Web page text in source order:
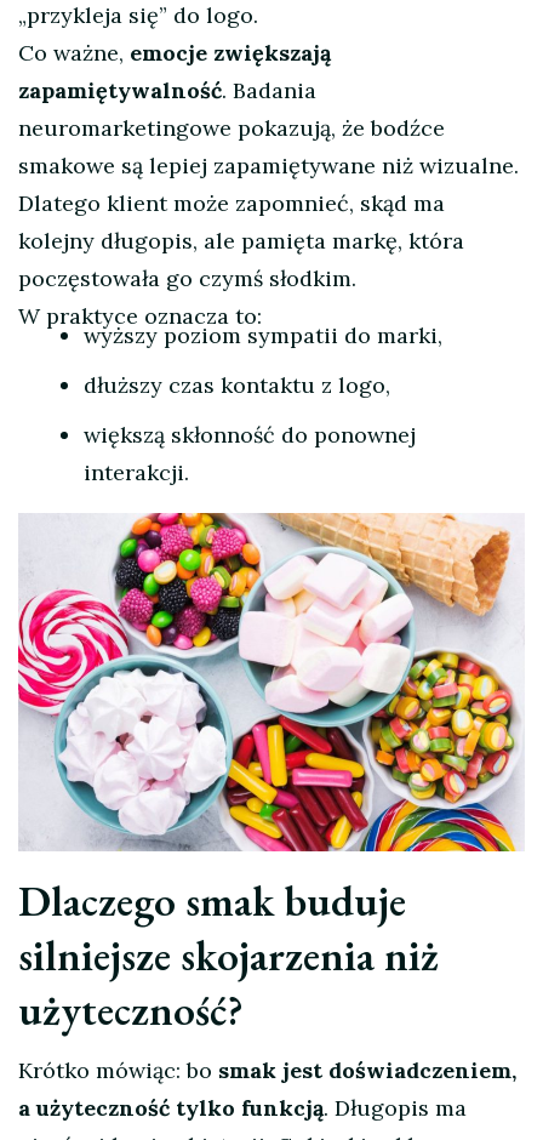
„przykleja się” do logo.
Co ważne, emocje zwiększają
zapamiętywalność. Badania
neuromarketingowe pokazują, że bodźce
smakowe są lepiej zapamiętywane niż wizualne.
Dlatego klient może zapomnieć, skąd ma
kolejny długopis, ale pamięta markę, która
poczęstowała go czymś słodkim.
W praktyce oznacza to:
wyższy poziom sympatii do marki,
dłuższy czas kontaktu z logo,
większą skłonność do ponownej
interakcji.
Dlaczego smak buduje
silniejsze skojarzenia niż
użyteczność?
Krótko mówiąc: bo smak jest doświadczeniem,
a użyteczność tylko funkcją. Długopis ma